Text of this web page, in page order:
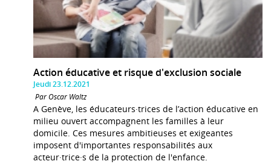
Action éducative et risque d'exclusion sociale
Jeudi 23.12.2021
Par Oscar Waltz
A Genève, les éducateurs·trices de l’action éducative en
milieu ouvert accompagnent les familles à leur
domicile. Ces mesures ambitieuses et exigeantes
imposent d'importantes responsabilités aux
acteur·trice·s de la protection de l'enfance.